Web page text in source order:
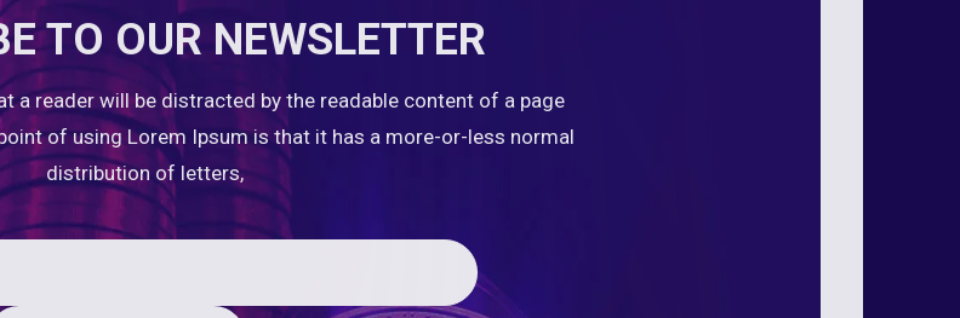
TO OUR NEWSLETTER
a reader will be distracted by the readable content of a page
of using Lorem Ipsum is that it has a more-or-less normal
distribution of letters,